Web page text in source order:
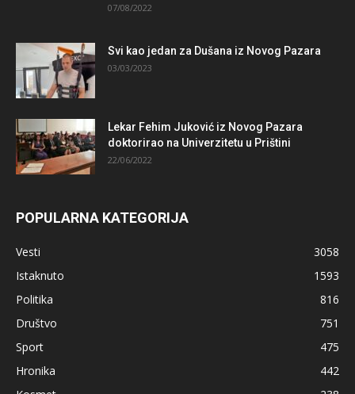
07/08/2022
Svi kao jedan za Dušana iz Novog Pazara
03/03/2023
Lekar Fehim Juković iz Novog Pazara
doktorirao na Univerzitetu u Prištini
22/06/2022
POPULARNA KATEGORIJA
Vesti
3058
Istaknuto
1593
Politika
816
Društvo
751
Sport
475
Hronika
442